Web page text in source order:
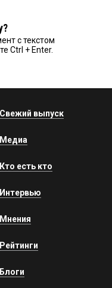
с текстом
Ctrl + Enter.
Свежий выпуск
Медиа
Кто есть кто
Интервью
Мнения
Рейтинги
Блоги